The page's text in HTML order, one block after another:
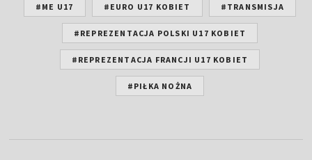
#ME U17 #EURO U17 KOBIET #TRANSMISJA
#REPREZENTACJA POLSKI U17 KOBIET
#REPREZENTACJA FRANCJI U17 KOBIET
#PIŁKA NOŻNA